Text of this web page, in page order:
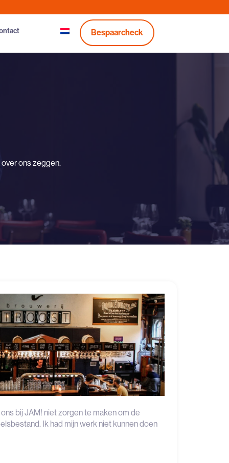
Bespaarcheck
ons zeggen.
bij JAM! niet zorgen te maken om de
Ik had mijn werk niet kunnen doen